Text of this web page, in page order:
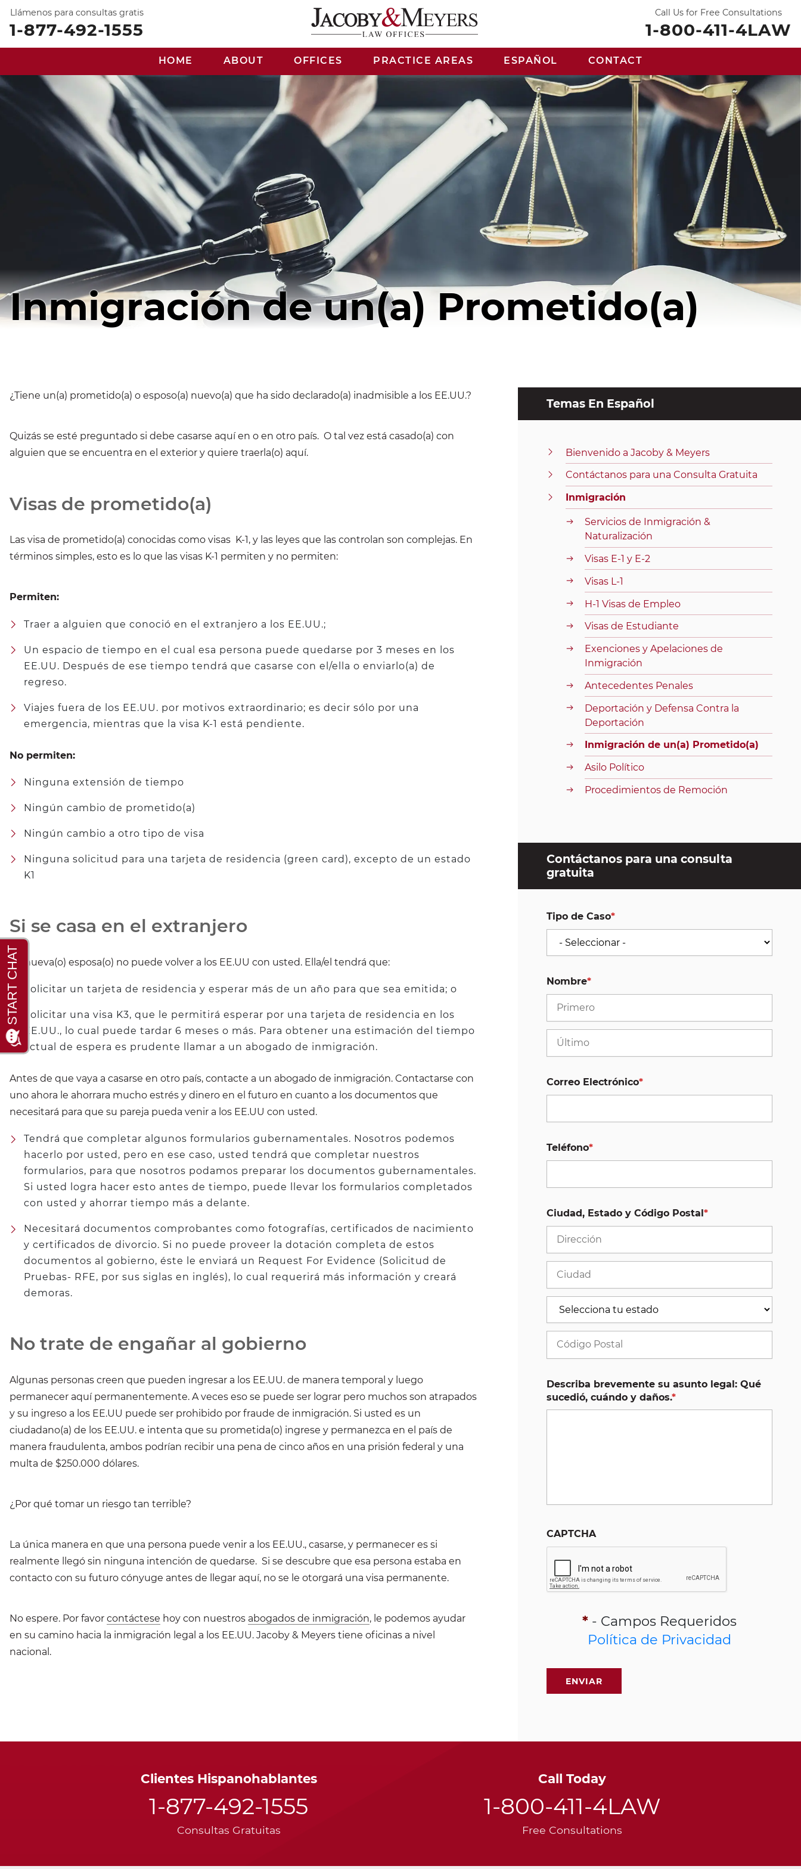
Llámenos para consultas gratis
1-877-492-1555
Call Us for Free Consultations
1-800-411-4LAW
HOME ABOUT OFFICES PRACTICE AREAS ESPAÑOL CONTACT
Inmigración de un(a) Prometido(a)
¿Tiene un(a) prometido(a) o esposo(a) nuevo(a) que ha sido declarado(a) inadmisible a los EE.UU.?
Quizás se esté preguntado si debe casarse aquí en o en otro país. O tal vez está casado(a) con
alguien que se encuentra en el exterior y quiere traerla(o) aquí.
Visas de prometido(a)
Las visa de prometido(a) conocidas como visas K-1, y las leyes que las controlan son complejas. En
términos simples, esto es lo que las visas K-1 permiten y no permiten:
Permiten:
Traer a alguien que conoció en el extranjero a los EE.UU.;
Un espacio de tiempo en el cual esa persona puede quedarse por 3 meses en los
EE.UU. Después de ese tiempo tendrá que casarse con el/ella o enviarlo(a) de
regreso.
Viajes fuera de los EE.UU. por motivos extraordinario; es decir sólo por una
emergencia, mientras que la visa K-1 está pendiente.
No permiten:
Ninguna extensión de tiempo
Ningún cambio de prometido(a)
Ningún cambio a otro tipo de visa
Ninguna solicitud para una tarjeta de residencia (green card), excepto de un estado
K1
Si se casa en el extranjero
Su nueva(o) esposa(o) no puede volver a los EE.UU con usted. Ella/el tendrá que:
Solicitar un tarjeta de residencia y esperar más de un año para que sea emitida; o
Solicitar una visa K3, que le permitirá esperar por una tarjeta de residencia en los
EE.UU., lo cual puede tardar 6 meses o más. Para obtener una estimación del tiempo
actual de espera es prudente llamar a un abogado de inmigración.
Antes de que vaya a casarse en otro país, contacte a un abogado de inmigración. Contactarse con
uno ahora le ahorrara mucho estrés y dinero en el futuro en cuanto a los documentos que
necesitará para que su pareja pueda venir a los EE.UU con usted.
Tendrá que completar algunos formularios gubernamentales. Nosotros podemos
hacerlo por usted, pero en ese caso, usted tendrá que completar nuestros
formularios, para que nosotros podamos preparar los documentos gubernamentales.
Si usted logra hacer esto antes de tiempo, puede llevar los formularios completados
con usted y ahorrar tiempo más a delante.
Necesitará documentos comprobantes como fotografías, certificados de nacimiento
y certificados de divorcio. Si no puede proveer la dotación completa de estos
documentos al gobierno, éste le enviará un Request For Evidence (Solicitud de
Pruebas- RFE, por sus siglas en inglés), lo cual requerirá más información y creará
demoras.
No trate de engañar al gobierno
Algunas personas creen que pueden ingresar a los EE.UU. de manera temporal y luego
permanecer aquí permanentemente. A veces eso se puede ser lograr pero muchos son atrapados
y su ingreso a los EE.UU puede ser prohibido por fraude de inmigración. Si usted es un
ciudadano(a) de los EE.UU. e intenta que su prometida(o) ingrese y permanezca en el país de
manera fraudulenta, ambos podrían recibir una pena de cinco años en una prisión federal y una
multa de $250.000 dólares.
¿Por qué tomar un riesgo tan terrible?
La única manera en que una persona puede venir a los EE.UU., casarse, y permanecer es si
realmente llegó sin ninguna intención de quedarse. Si se descubre que esa persona estaba en
contacto con su futuro cónyuge antes de llegar aquí, no se le otorgará una visa permanente.
No espere. Por favor contáctese hoy con nuestros abogados de inmigración, le podemos ayudar
en su camino hacia la inmigración legal a los EE.UU. Jacoby & Meyers tiene oficinas a nivel
nacional.
Temas En Español
Bienvenido a Jacoby & Meyers
Contáctanos para una Consulta Gratuita
Inmigración
Servicios de Inmigración &
Naturalización
Visas E-1 y E-2
Visas L-1
H-1 Visas de Empleo
Visas de Estudiante
Exenciones y Apelaciones de
Inmigración
Antecedentes Penales
Deportación y Defensa Contra la
Deportación
Inmigración de un(a) Prometido(a)
Asilo Político
Procedimientos de Remoción
Contáctanos para una consulta
gratuita
Tipo de Caso*
Nombre*
Correo Electrónico*
Teléfono*
Ciudad, Estado y Código Postal*
Describa brevemente su asunto legal: Qué
sucedió, cuándo y daños.*
CAPTCHA
*- Campos Requeridos
Política de Privacidad
Clientes Hispanohablantes
1-877-492-1555
Consultas Gratuitas
Call Today
1-800-411-4LAW
Free Consultations